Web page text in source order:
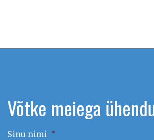
Võtke meiega
Sinu nimi *